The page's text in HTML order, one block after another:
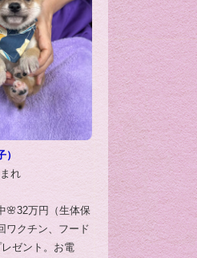
れ
🌸32万円（生体保
ワクチン、フード
レゼント。お電